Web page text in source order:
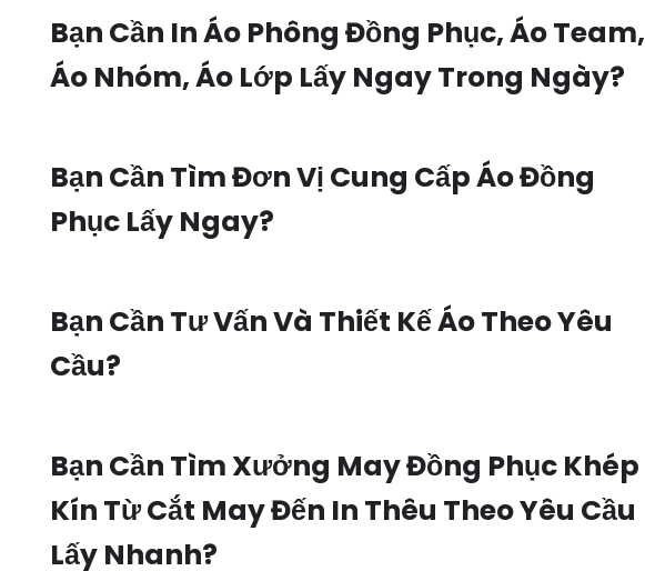
Bạn Cần In Áo Phông Đồng Phục, Áo Team,
Áo Nhóm, Áo Lớp Lấy Ngay Trong Ngày?
Bạn Cần Tìm Đơn Vị Cung Cấp Áo Đồng
Phục Lấy Ngay?
Bạn Cần Tư Vấn Và Thiết Kế Áo Theo Yêu
Cầu?
Bạn Cần Tìm Xưởng May Đồng Phục Khép
Kín Từ Cắt May Đến In Thêu Theo Yêu Cầu
Lấy Nhanh?